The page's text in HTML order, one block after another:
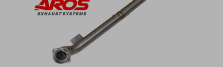
+39 348 4420254
Via Gioacchino Rossini, 18